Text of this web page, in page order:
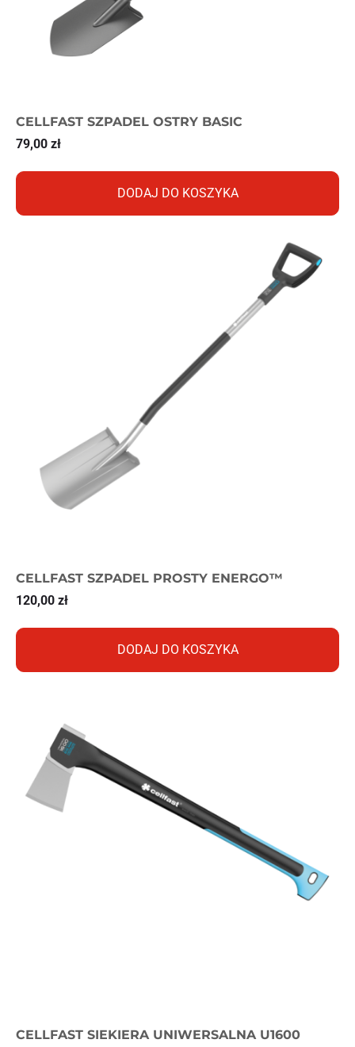
CELLFAST SZPADEL OSTRY BASIC
79,00 zł
DODAJ DO KOSZYKA
CELLFAST SZPADEL PROSTY ENERGO™
120,00 zł
DODAJ DO KOSZYKA
CELLFAST SIEKIERA UNIWERSALNA U1600